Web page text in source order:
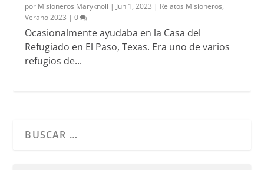
por Misioneros Maryknoll | Jun 1, 2023 | Relatos Misioneros,
Verano 2023 |0
Ocasionalmente ayudaba en la Casa del
Refugiado en El Paso, Texas. Era uno de varios
refugios de...